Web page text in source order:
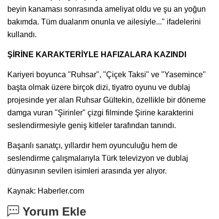
beyin kanaması sonrasında ameliyat oldu ve şu an yoğun
bakımda. Tüm dualarım onunla ve ailesiyle..." ifadelerini
kullandı.
ŞİRİNE KARAKTERİYLE HAFIZALARA KAZINDI
Kariyeri boyunca "Ruhsar", "Çiçek Taksi" ve "Yasemince"
başta olmak üzere birçok dizi, tiyatro oyunu ve dublaj
projesinde yer alan Ruhsar Gültekin, özellikle bir döneme
damga vuran "Şirinler" çizgi filminde Şirine karakterini
seslendirmesiyle geniş kitleler tarafından tanındı.
Başarılı sanatçı, yıllardır hem oyunculuğu hem de
seslendirme çalışmalarıyla Türk televizyon ve dublaj
dünyasının sevilen isimleri arasında yer alıyor.
Kaynak: Haberler.com
Yorum Ekle